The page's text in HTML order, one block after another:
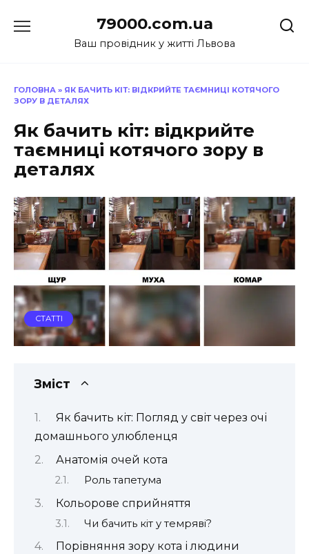
до
79000.com.ua
Ваш провідник у житті Львова
ГОЛОВНА » ЯК БАЧИТЬ КІТ: ВІДКРИЙТЕ ТАЄМНИЦІ КОТЯЧОГО
ЗОРУ В ДЕТАЛЯХ
Як бачить кіт: відкрийте
таємниці котячого зору в
деталях
СТАТТІ
Зміст
Як бачить кіт: Погляд у світ через очі
домашнього улюбленця
Анатомія очей кота
Роль тапетума
Кольорове сприйняття
Чи бачить кіт у темряві?
Порівняння зору кота і людини